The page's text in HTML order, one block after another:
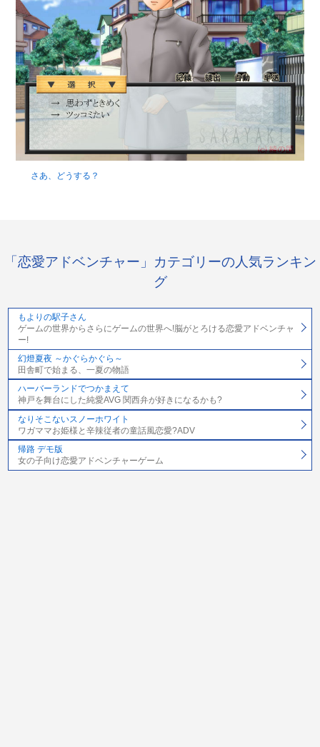
さあ、どうする？
「恋愛アドベンチャー」カテゴリーの人気ランキン
グ
もよりの駅子さん
ゲームの世界からさらにゲームの世界へ!脳がとろける恋愛アドベンチャ
ー!
幻燈夏夜 ～かぐらかぐら～
田舎町で始まる、一夏の物語
ハーバーランドでつかまえて
神戸を舞台にした純愛AVG 関西弁が好きになるかも?
なりそこないスノーホワイト
ワガママお姫様と辛辣従者の童話風恋愛?ADV
帰路 デモ版
女の子向け恋愛アドベンチャーゲーム